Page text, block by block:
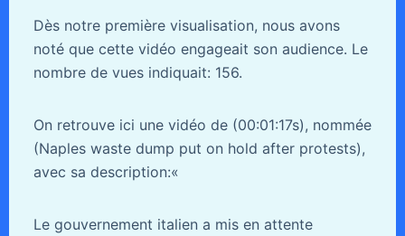
Dès notre première visualisation, nous avons
noté que cette vidéo engageait son audience. Le
nombre de vues indiquait: 156.
On retrouve ici une vidéo de (00:01:17s), nommée
(Naples waste dump put on hold after protests),
avec sa description:«
Le gouvernement italien a mis en attente